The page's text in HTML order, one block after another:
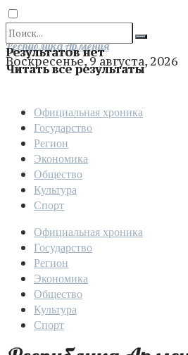
Результатов нет
Читать все результаты
Отправить
Республика Армения
Воскресенье, 9 августа, 2026
Официальная хроника
Государство
Регион
Экономика
Общество
Культура
Спорт
Официальная хроника
Государство
Регион
Экономика
Общество
Культура
Спорт